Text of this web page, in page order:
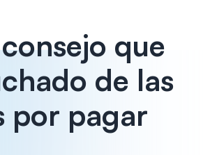
que
de las
por pagar